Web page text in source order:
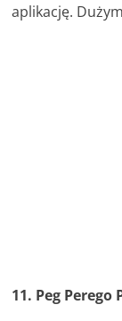
aplikację.
11. Peg Perego